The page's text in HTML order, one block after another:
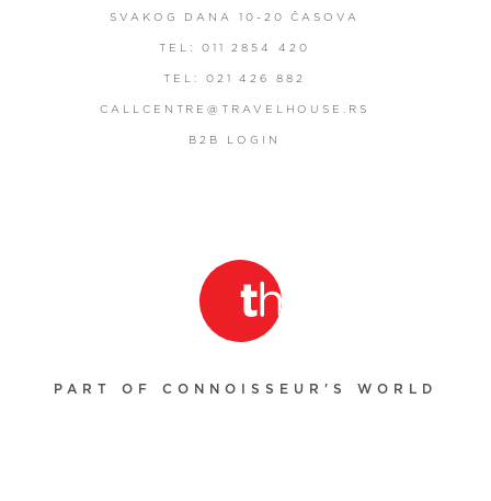
SVAKOG DANA 10-20 ČASOVA
TEL: 011 2854 420
TEL: 021 426 882
CALLCENTRE@TRAVELHOUSE.RS
B2B LOGIN
PART OF CONNOISSEUR'S WORLD